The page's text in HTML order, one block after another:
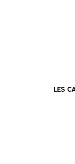
Les